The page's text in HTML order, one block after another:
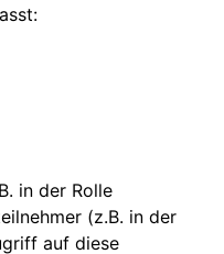
in der Rolle
(z.B. in der
auf diese